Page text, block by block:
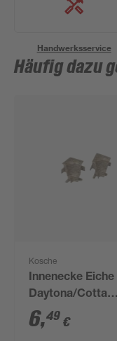
Handwerksservice
Häufig dazu
Kosche
Innenecke Eiche
Daytona/Cotta
geschwungen, 2
Stück
6,49 €